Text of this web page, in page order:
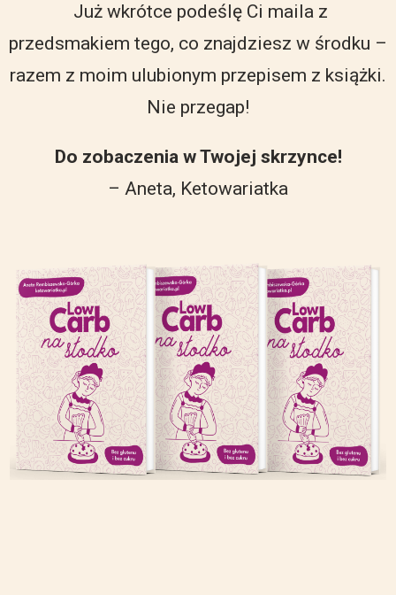
Już wkrótce podeślę Ci maila z
przedsmakiem tego, co znajdziesz w środku –
razem z moim ulubionym przepisem z książki.
Nie przegap!
Do zobaczenia w Twojej skrzynce!
– Aneta, Ketowariatka